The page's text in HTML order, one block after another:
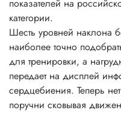
показателей на
категории.
Шесть уровней наклона
наиболее точно
для тренировки, а
передает на дисплей
сердцебиения. Теперь
поручни сковывая